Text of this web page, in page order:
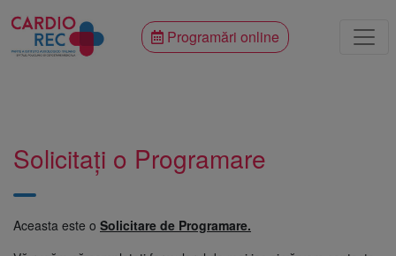
Programări online
Solicitați o Programare
Aceasta este o Solicitare de Programare.